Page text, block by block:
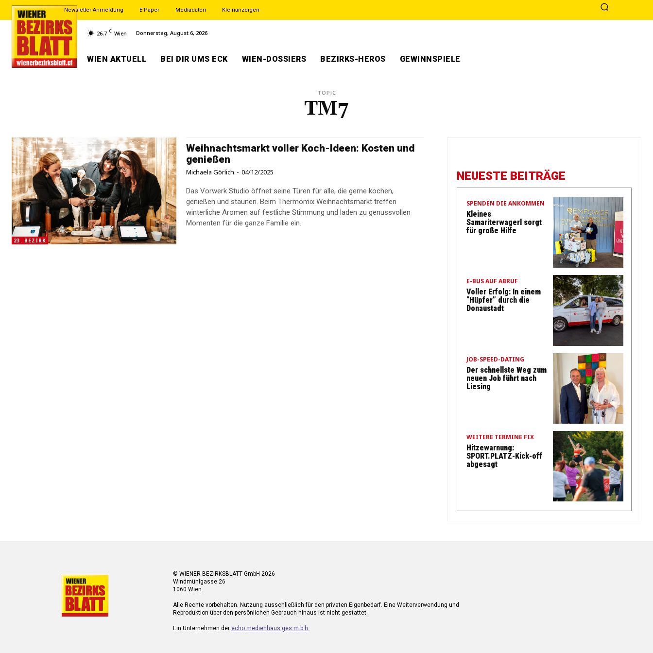
Newsletter-Anmeldung E-Paper Mediadaten Kleinanzeigen
26.7 C Wien Donnerstag, August 6, 2026
WIEN AKTUELL BEI DIR UMS ECK WIEN-DOSSIERS BEZIRKS-HEROS GEWINNSPIELE
TOPIC
TM7
23. BEZIRK
Weihnachtsmarkt voller Koch-Ideen: Kosten und
genießen
Michaela Görlich - 04/12/2025
Das Vorwerk Studio öffnet seine Türen für alle, die gerne kochen,
genießen und staunen. Beim Thermomix Weihnachtsmarkt treffen
winterliche Aromen auf festliche Stimmung und laden zu genussvollen
Momenten für die ganze Familie ein.
NEUESTE BEITRÄGE
SPENDEN DIE ANKOMMEN
Kleines
Samariterwagerl sorgt
für große Hilfe
E-BUS AUF ABRUF
Voller Erfolg: In einem
“Hüpfer” durch die
Donaustadt
JOB-SPEED-DATING
Der schnellste Weg zum
neuen Job führt nach
Liesing
WEITERE TERMINE FIX
Hitzewarnung:
SPORT.PLATZ-Kick-off
abgesagt
© WIENER BEZIRKSBLATT GmbH 2026
Windmühlgasse 26
1060 Wien.
Alle Rechte vorbehalten. Nutzung ausschließlich für den privaten Eigenbedarf. Eine Weiterverwendung und
Reproduktion über den persönlichen Gebrauch hinaus ist nicht gestattet.
Ein Unternehmen der echo medienhaus ges.m.b.h.